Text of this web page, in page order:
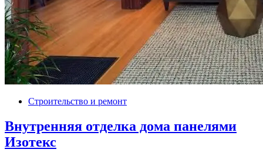
Строительство и ремонт
Внутренняя отделка дома панелями
Изотекс